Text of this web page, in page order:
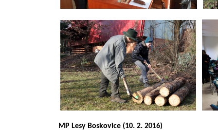
MP Lesy Boskovice (10. 2. 2016)